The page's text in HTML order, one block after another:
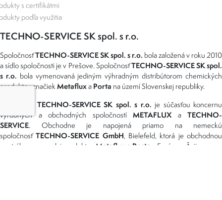
s certifikátmi
podľa využitia
TECHNO-SERVICE SK spol. s r.o.
SpoločnosťTECHNO-SERVICE SK spol. s r.o. bola založená v roku 2010
a sídlo spoločnosti je v Prešove. SpoločnosťTECHNO-SERVICE SK spol.
s r.o. bola vymenovaná jediným výhradným distribútorom chemických
produktov značiekMetafluxa Porta na území Slovenskej republiky.
TECHNO-SERVICE SK spol. s r.o. je súčasťou koncernu
výrobných a obchodných spoločností METAFLUXa TECHNO-
SERVICE. Obchodne je napojená priamo na nemeckú
spoločnosťTECHNO-SERVICE GmbH, Bielefeld, ktorá je obchodnou
centrálou pre predaj produktov Metaflux a Porta v Európe a Ázii.